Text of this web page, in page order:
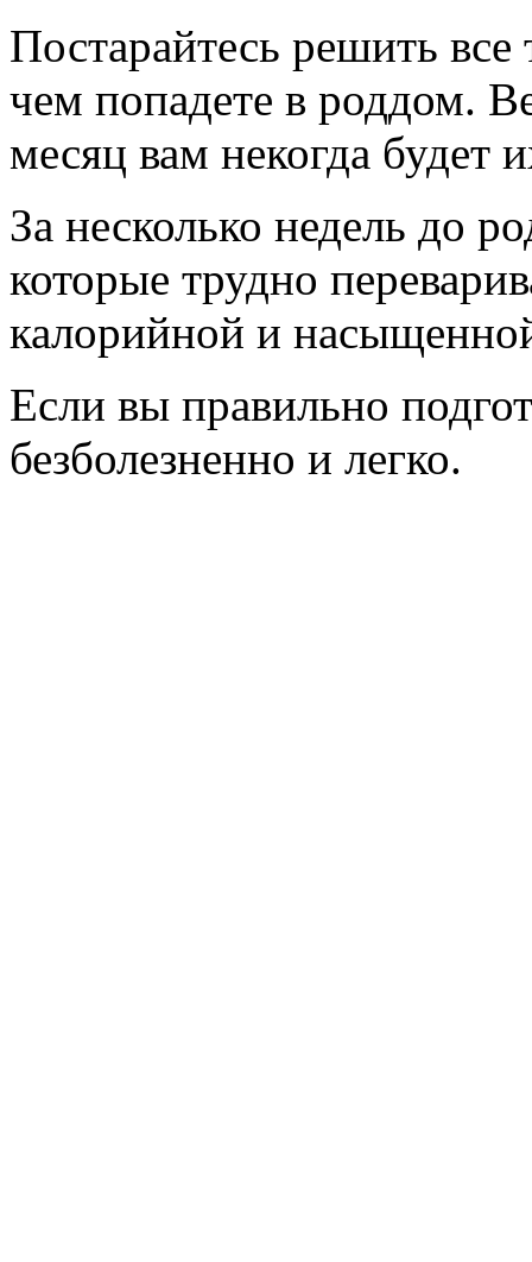
Постарайтесь решить
чем попадете в роддом.
месяц вам некогда будет
За несколько недель до
которые трудно
калорийной и
Если вы правильно
безболезненно и легко.